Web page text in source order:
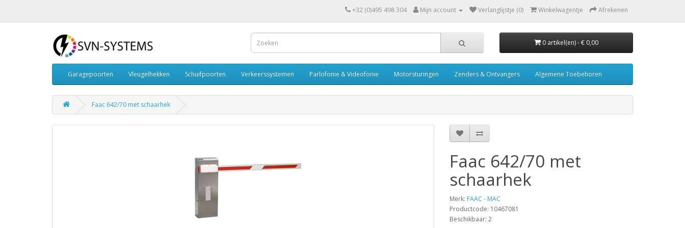
+32 (0)495 498 304 Mijn account Verlanglijstje (0) Winkelwagentje Afrekenen
0 artikel(en) - € 0,00
Garagepoorten Vleugelhekken Schuifpoorten Verkeerssystemen Parlofonie & Videofonie Motorsturingen Zenders & Ontvangers Algemene Toebehoren
Faac 642/70 met schaarhek
Faac 642/70 met
schaarhek
Merk: FAAC - MAC
Productcode: 10467081
Beschikbaar: 2